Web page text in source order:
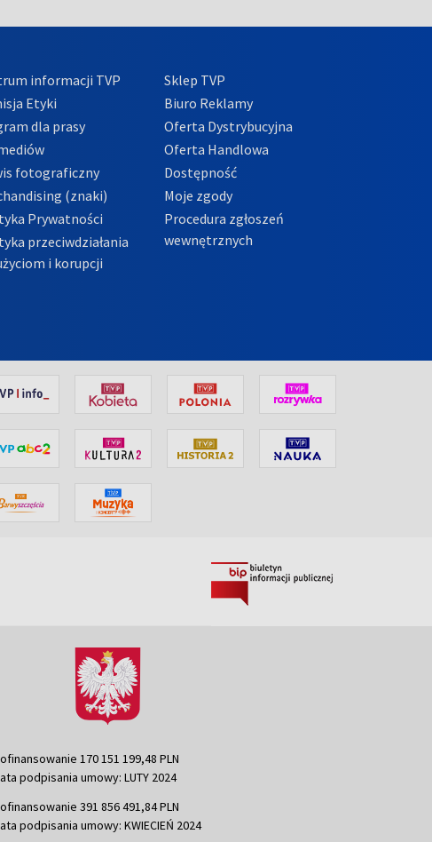
informacji TVP
Etyki
dla prasy
fotograficzny
(znaki)
Prywatności
przeciwdziałania
i korupcji
Sklep TVP
Biuro Reklamy
Oferta Dystrybucyjna
Oferta Handlowa
Dostępność
Moje zgody
Procedura zgłoszeń
wewnętrznych
170 151 199,48 PLN
podpisania umowy: LUTY 2024
391 856 491,84 PLN
podpisania umowy: KWIECIEŃ 2024